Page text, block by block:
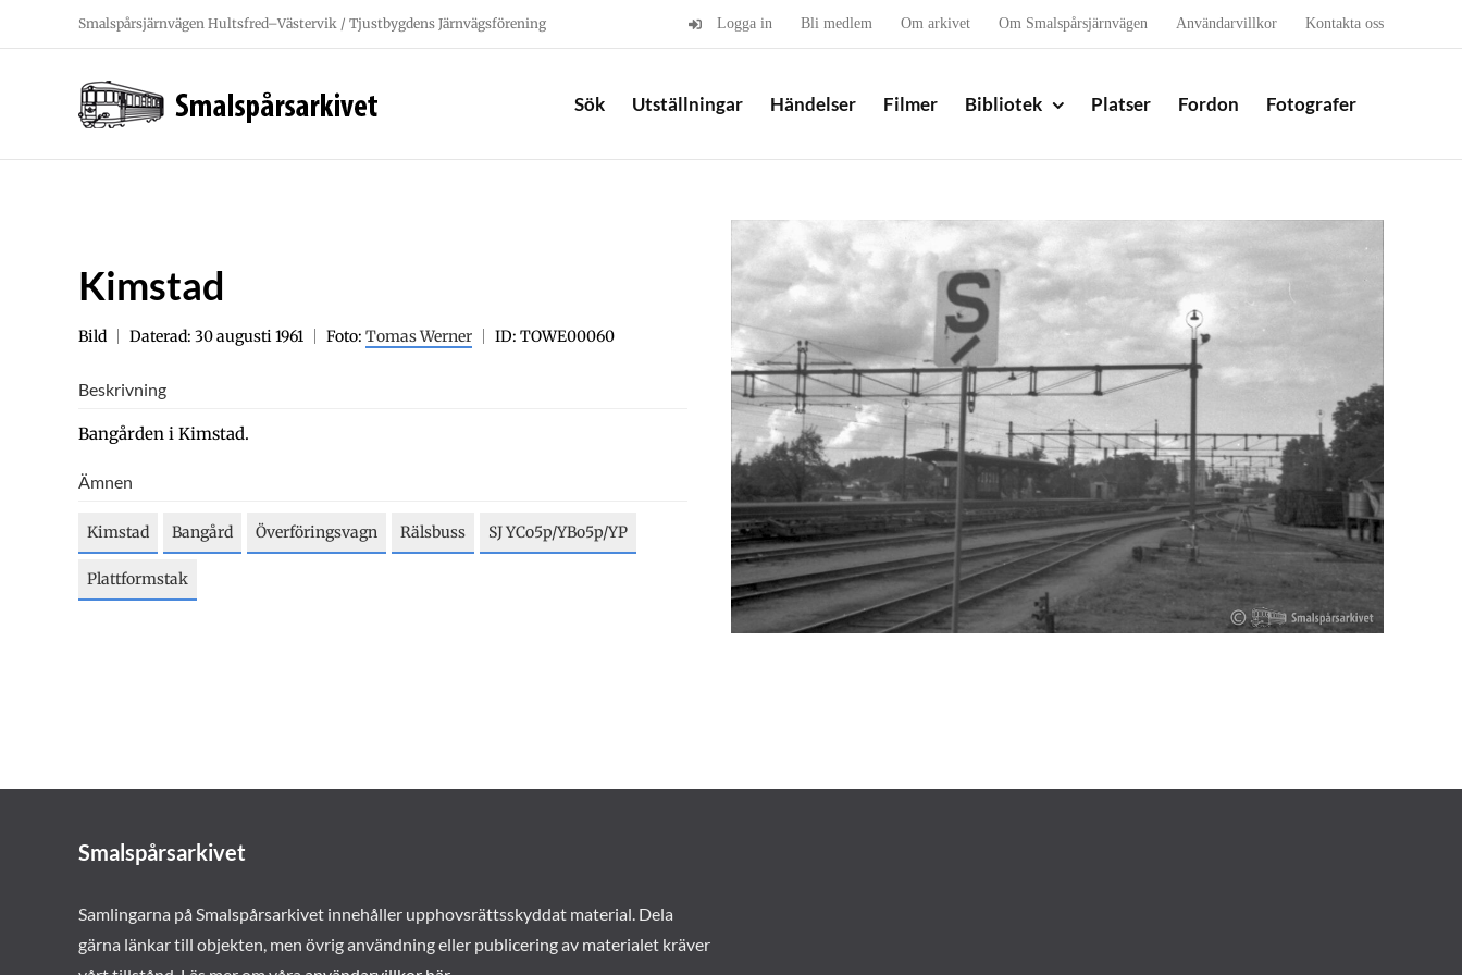
Smalspårsjärnvägen Hultsfred–Västervik / Tjustbygdens Järnvägsförening Logga in Bli medlem Om arkivet Om Smalspårsjärnvägen Användarvillkor Kontakta oss
Sök Utställningar Händelser Filmer Bibliotek Platser Fordon Fotografer
Kimstad
Bild Daterad: 30 augusti 1961 Foto: Tomas Werner ID: TOWE00060
Beskrivning
Bangården i Kimstad.
Ämnen
Kimstad Bangård Överföringsvagn Rälsbuss SJ YCo5p/YBo5p/YP
Plattformstak
Smalspårsarkivet
Samlingarna på Smalspårsarkivet innehåller upphovsrättsskyddat material. Dela
gärna länkar till objekten, men övrig användning eller publicering av materialet kräver